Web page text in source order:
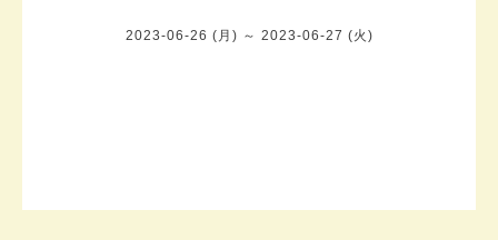
2023-06-26 (月) ～ 2023-06-27 (火)